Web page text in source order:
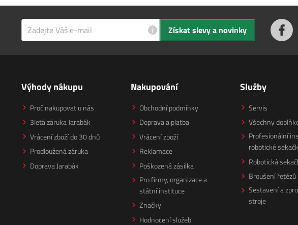
i Získat slevy a novinky
Výhody nákupu
Proč nakupovat u nás
3letá záruka Jarabák
Vrácení zboží do 30 dnů
Prodloužená záruka
Doprava Jarabák
Nakupování
Obchodní podmínky
Doprava a platba
Vrácení zboží
Reklamace
Poškozená zásilka
Pro firmy, organizace a
státní instituce
Značky
Hodnocení služeb
Služby
Servis
Všechny
Profesionální
robotické
Robotická
Broušení řetězů
Sestavení a
stroje